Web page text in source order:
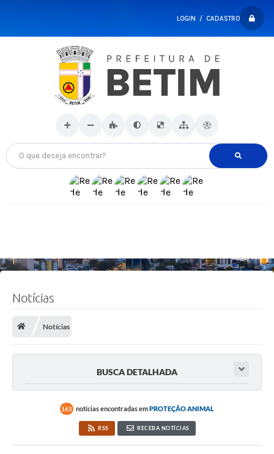
LOGIN / CADASTRO
O que deseja encontrar?
Notícias
Notícias
BUSCA DETALHADA
165 notícias encontradas emPROTEÇÃO ANIMAL
RSS RECEBA NOTÍCIAS